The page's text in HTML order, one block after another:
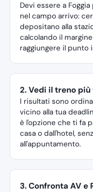
Devi essere a
nel campo arrivo:
depositano alla
calcolando il
raggiungere il punto
2. Vedi il treno
I risultati sono
vicino alla tua
è l'opzione che ti fa
casa o dall'hotel,
all'appuntamento.
3. Confronta AV e